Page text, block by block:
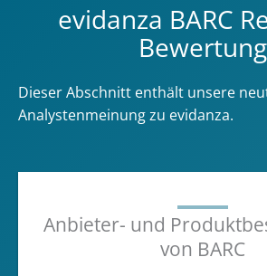
evidanza BARC
Bewertung
Dieser Abschnitt enthält unsere
Analystenmeinung zu evidanza.
Anbieter- und
von BARC